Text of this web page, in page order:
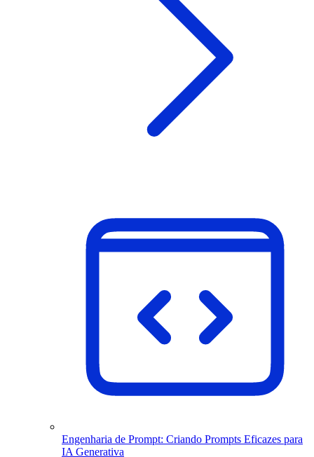
Engenharia de Prompt: Criando Prompts Eficazes para
IA Generativa